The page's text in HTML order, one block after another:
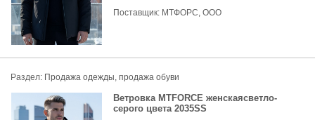
Поставщик: МТФОРС, ООО
Раздел: Продажа одежды, продажа обуви
Ветровка MTFORCE женскаясветло-
серого цвета 2035SS